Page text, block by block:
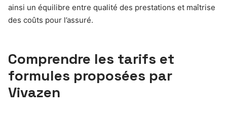
ainsi un équilibre entre qualité des prestations et maîtrise
des coûts pour l’assuré.
Comprendre les tarifs et
formules proposées par
Vivazen